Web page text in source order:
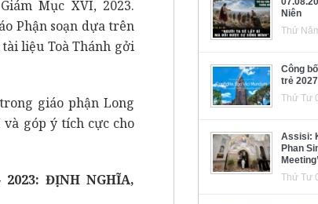
Mục XVI, 2023.
Phận soạn dựa trên
liệu Toà Thánh gởi
giáo phận Long
góp ý tích cực cho
ĐỊNH NGHĨA,
Niên
Thứ
Công
trẻ
Thứ Tư
Assisi:
Phan
Thứ Tư